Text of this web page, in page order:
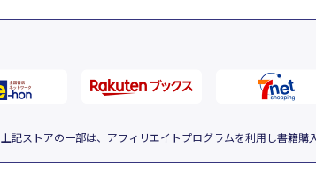
上記ストアの一部は、アフィリエイトプログラムを利用し書籍購